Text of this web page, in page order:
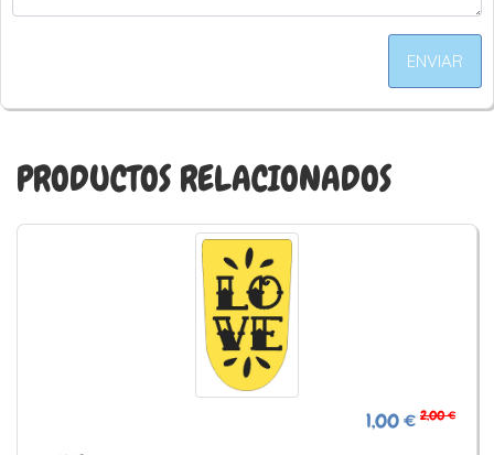
ENVIAR
PRODUCTOS RELACIONADOS
1,00 € 2,00 €